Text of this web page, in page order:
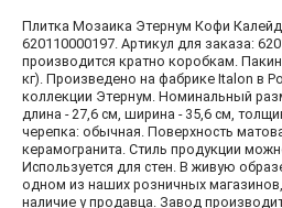
Плитка Мозаика Этернум Кофи
620110000197. Артикул для заказа:
производится кратно коробкам.
кг). Произведено на фабрике Italon в
коллекции Этернум. Номинальный
длина - 27,6 см, ширина - 35,6 см,
черепка: обычная. Поверхность
керамогранита. Стиль продукции
Используется для стен. В живую
одном из наших розничных
наличие у продавца. Завод